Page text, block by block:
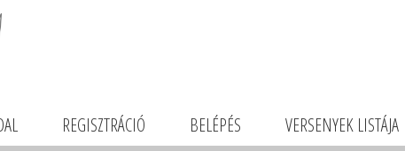
REGISZTRÁCIÓ BELÉPÉS VERSENYEK LISTÁJA